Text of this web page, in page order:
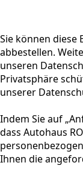
Sie können diese
abbestellen.
unseren
Privatsphäre
unserer
Indem Sie auf
dass Autohaus
Ihnen die